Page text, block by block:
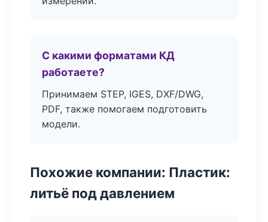
С какими форматами КД
работаете?
Принимаем STEP, IGES, DXF/DWG,
PDF, также помогаем подготовить
модели.
Похожие компании: Пластик:
литьё под давлением